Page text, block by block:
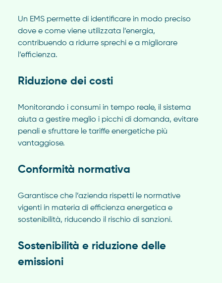
Un EMS permette di identificare in modo preciso
dove e come viene utilizzata l’energia,
contribuendo a ridurre sprechi e a migliorare
l’efficienza.
Riduzione dei costi
Monitorando i consumi in tempo reale, il sistema
aiuta a gestire meglio i picchi di domanda, evitare
penali e sfruttare le tariffe energetiche più
vantaggiose.
Conformità normativa
Garantisce che l’azienda rispetti le normative
vigenti in materia di efficienza energetica e
sostenibilità, riducendo il rischio di sanzioni.
Sostenibilità e riduzione delle
emissioni